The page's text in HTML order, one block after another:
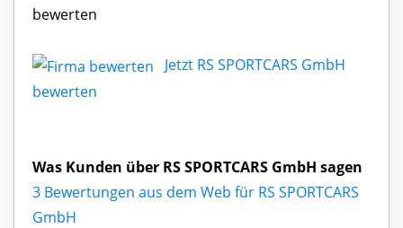
bewerten
Jetzt RS SPORTCARS GmbH
bewerten
Was Kunden über RS SPORTCARS GmbH sagen
3 Bewertungen aus dem Web für RS SPORTCARS
GmbH